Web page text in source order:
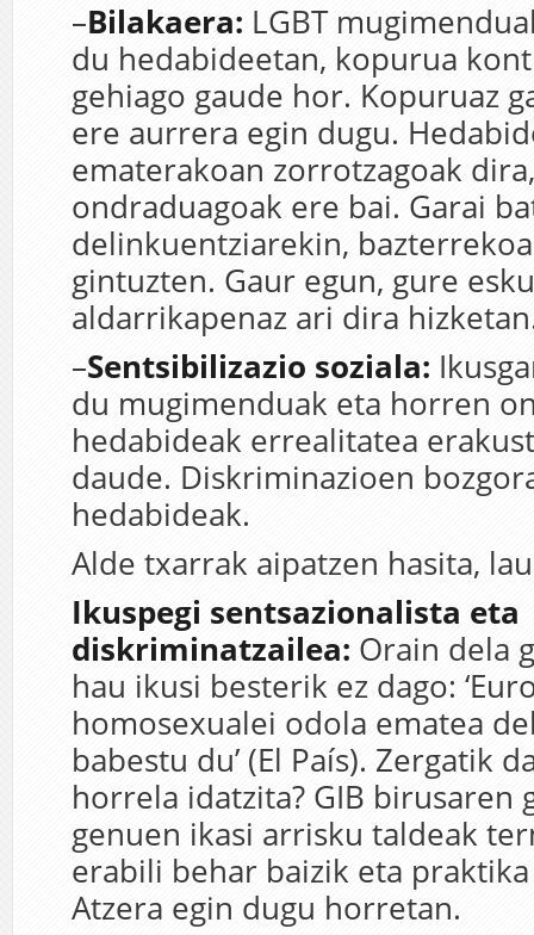
–Bilakaera: LGBT
du hedabideetan, kopurua
gehiago gaude hor. Kopuruaz
ere aurrera egin dugu.
ematerakoan zorrotzagoak
ondraduagoak ere bai. Garai
delinkuentziarekin,
gintuzten. Gaur egun, gure
aldarrikapenaz ari dira
–Sentsibilizazio soziala:
du mugimenduak eta horren
hedabideak errealitatea
daude. Diskriminazioen
hedabideak.
Alde txarrak aipatzen hasita,
Ikuspegi sentsazionalista eta
diskriminatzailea: Orain dela
hau ikusi besterik ez dago:
homosexualei odola ematea
babestu du’ (El País). Zergatik
horrela idatzita? GIB birusaren
genuen ikasi arrisku taldeak
erabili behar baizik eta
Atzera egin dugu horretan.